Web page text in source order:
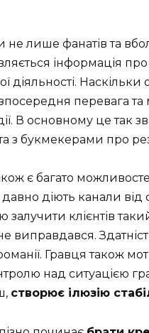
не лише фанатів та
інформація
діяльності.
перевага
В основному це так
з букмекерами про
є багато
діють канали від
залучити клієнтів
виправдався.
Гравця також
над ситуацією
створює ілюзію